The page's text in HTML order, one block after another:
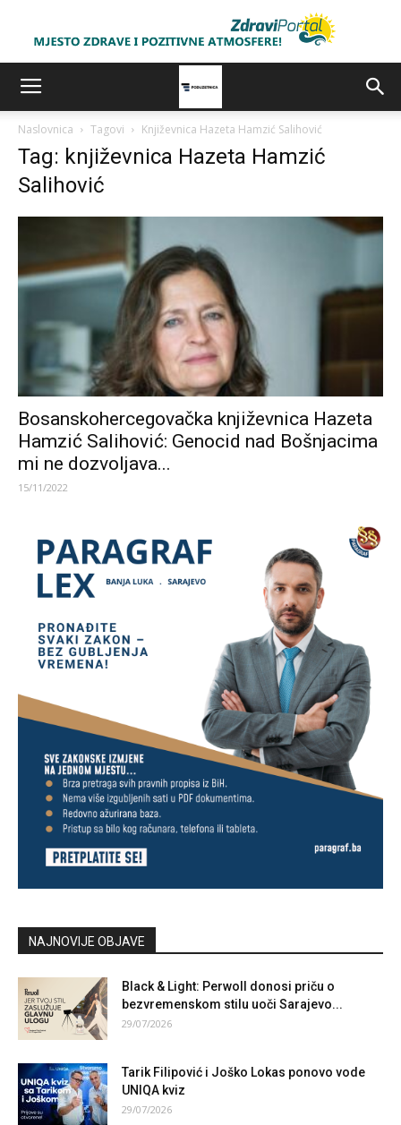
Naslovnica Tagovi Književnica Hazeta Hamzić Salihović
Tag: književnica Hazeta Hamzić
Salihović
Bosanskohercegovačka književnica Hazeta
Hamzić Salihović: Genocid nad Bošnjacima
mi ne dozvoljava...
15/11/2022
NAJNOVIJE OBJAVE
Black & Light: Perwoll donosi priču o
bezvremenskom stilu uoči Sarajevo...
29/07/2026
Tarik Filipović i Joško Lokas ponovo vode
UNIQA kviz
29/07/2026